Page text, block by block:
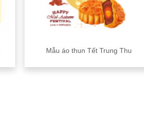
Mẫu áo thun Tết Trung Thu